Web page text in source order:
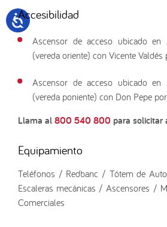
Accesibilidad
Ascensor de acceso ubicado en
(vereda oriente) con Vicente Valdés
Ascensor de acceso ubicado en
(vereda poniente) con Don Pepe
Llama al800 540 800 para solicitar
Equipamiento
Teléfonos / Redbanc / Tótem de
Escaleras mecánicas / Ascensores /
Comerciales